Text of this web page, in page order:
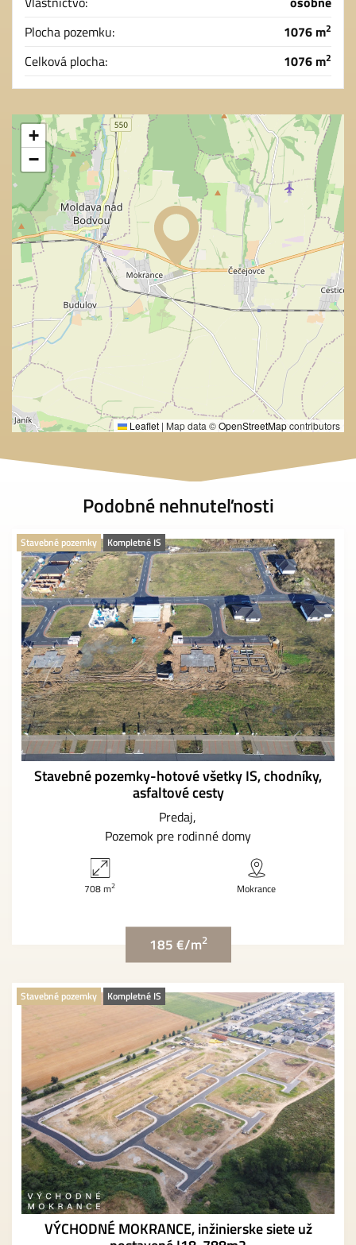
Plocha pozemku:
1076 m2
Celková plocha: 1076 m2
+
−
Leaflet | Map data ©OpenStreetMapcontributors
Podobné nehnuteľnosti
Stavebné pozemky Kompletné IS
Stavebné pozemky-hotové všetky IS, chodníky,
asfaltové cesty
Predaj
Pozemok pre rodinné domy
708 m2 Mokrance
185 €/m2
Stavebné pozemky Kompletné IS
VÝCHODNÉ MOKRANCE, inžinierske siete už